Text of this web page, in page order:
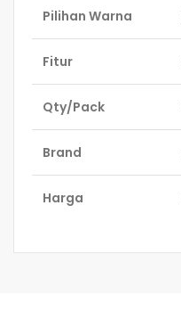
Pilihan Warna
Fitur
Qty/Pack
Brand
Harga